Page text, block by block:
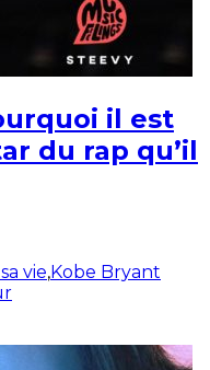
il est
du rap qu’il
vie,Kobe Bryant